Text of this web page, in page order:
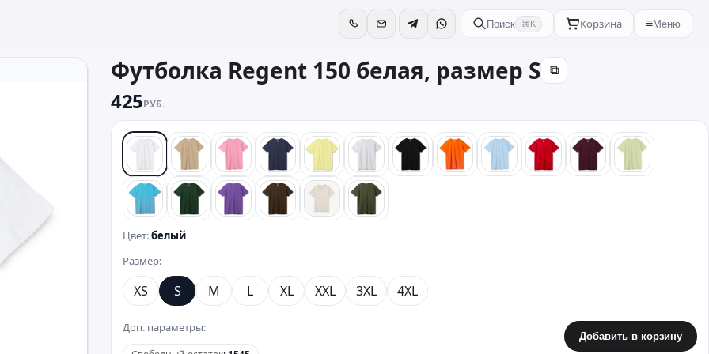
Поиск ⌘K Корзина ≡Меню
Футболка Regent 150 белая, размер S ⧉
425РУБ.
белый песочныйрозовый синий желтый серый черныйоранжевыйголубойкрасный бордовыйзеленый
бирюзовыйтемно-зеленый
фиолетовыйкоричневый
бежевый хаки
Цвет:белый
Размер:
XS S M L XL XXL 3XL 4XL
Доп. параметры:
Добавить в корзину